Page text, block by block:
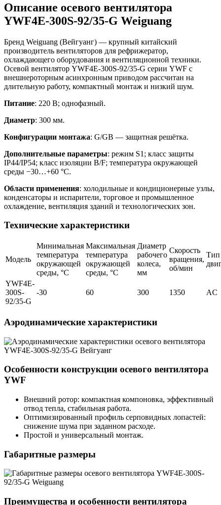
Описание осевого вентилятора
YWF4E-300S-92/35-G Weiguang
Бренд Weiguang (Вейгуанг) — крупный китайский
производитель вентиляторов для рефрижератор,
охлаждающего оборудования и вентиляционной техники.
Осевой вентилятор YWF4E-300S-92/35-G серии YWF с
внешнероторным асинхронным приводом рассчитан на
длительную работу, компактный монтаж и низкий шум.
Питание: 220 В; однофазный.
Диаметр: 300 мм.
Конфигурации монтажа: G/GB — защитная решётка.
Дополнительные параметры: режим S1; класс защиты
IP44/IP54; класс изоляции B/F; температура окружающей
среды −30…+60 °C.
Области применения: холодильные и кондиционерные узлы,
конденсаторы и испарители, торговое и промышленное
охлаждение, вентиляция зданий и технологических зон.
Технические характеристики
Модель
Минимальная
температура
окружающей
среды, °C
Максимальная
температура
окружающей
среды, °C
Диаметр
рабочего
колеса,
мм
Скорость
вращения,
об/мин
Тип
YWF4E-
300S-
92/35-G
-30 60 300 1350 AC
Аэродинамические характеристики
Особенности конструкции осевого вентилятора
YWF
Внешний ротор: компактная компоновка, эффективный
отвод тепла, стабильная работа.
Оптимизированный профиль серповидных лопастей:
снижение шума при заданном расходе.
Простой и универсальный монтаж.
Габаритные размеры
Преимущества и особенности вентилятора